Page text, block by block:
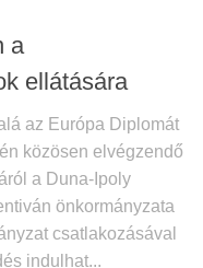
a
ellátására
az Európa Diplomát
közösen elvégzendő
a Duna-Ipoly
önkormányzata
csatlakozásával
indulhat...